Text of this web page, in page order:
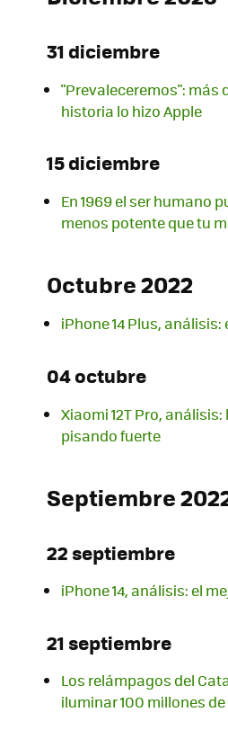
31 diciembre
"Prevaleceremos": más
historia lo hizo Apple
15 diciembre
En 1969 el ser humano
menos potente que tu
Octubre 2022
iPhone 14 Plus,
04 octubre
Xiaomi 12T Pro,
pisando fuerte
Septiembre
22 septiembre
iPhone 14, análisis: el
21 septiembre
Los relámpagos del
iluminar 100 millones